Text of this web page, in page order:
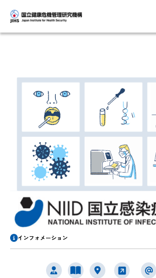
トップに戻る おし
JIHSについて
研究関係
人材
広報関係
サーベイ
インフォメーション